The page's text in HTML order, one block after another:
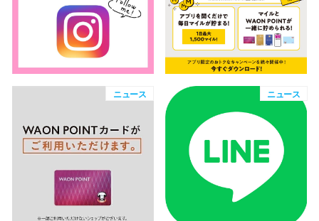
ニュース ニュース